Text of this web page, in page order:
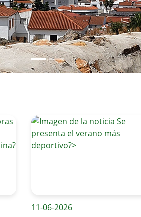
11-06-2026